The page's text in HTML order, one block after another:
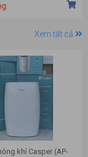
Xem tất cả
khí Casper (AP-